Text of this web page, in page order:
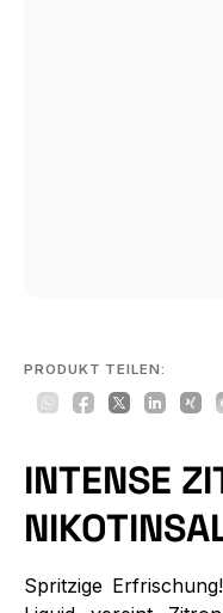
PRODUKT TEILEN:
INTENSE
Spritzige